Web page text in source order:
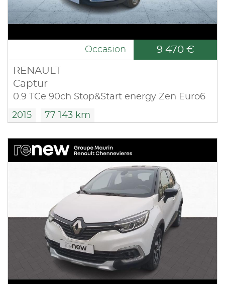
Occasion 9 470 €
RENAULT
Captur
0.9 TCe 90ch Stop&Start energy Zen Euro6
2015 77 143 km